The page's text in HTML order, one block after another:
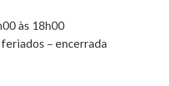
às 18h00
– encerrada